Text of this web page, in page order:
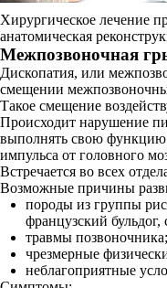
Хирургическое лечение
анатомическая
Межпозвоночная
Дископатия, или
смещении
Такое смещение
Происходит нарушение
выполнять свою функцию
импульса от головного
Встречается во всех
Возможные причины
породы из группы
французский бульдог,
травмы позвоночника;
чрезмерные
неблагоприятные